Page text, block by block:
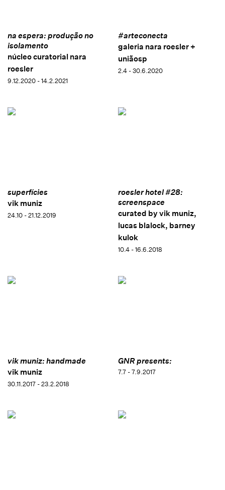
na espera: produção no
isolamento
núcleo curatorial nara
roesler
9.12.2020 - 14.2.2021
#arteconecta
galeria nara roesler +
uniãosp
2.4 - 30.6.2020
superfícies
vik muniz
24.10 - 21.12.2019
roesler hotel #28:
screenspace
curated by vik muniz,
lucas blalock, barney
kulok
10.4 - 16.6.2018
vik muniz: handmade
vik muniz
30.11.2017 - 23.2.2018
GNR presents:
7.7 - 7.9.2017